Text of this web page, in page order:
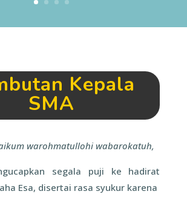
Kepala
SMA
warohmatullohi wabarokatuh,
segala puji ke hadirat
Esa, disertai rasa syukur karena